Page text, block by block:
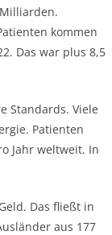
kommen
Das war plus 8,5
Standards. Viele
Patienten
Jahr weltweit. In
Das fließt in
aus 177